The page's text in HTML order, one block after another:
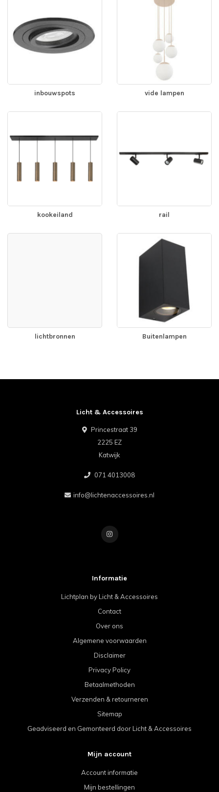
inbouwspots vide lampen
kookeiland rail
lichtbronnen Buitenlampen
Licht & Accessoires
Princestraat 39
2225 EZ
Katwijk
071 4013008
info@lichtenaccessoires.nl
Informatie
Lichtplan by Licht & Accessoires
Contact
Over ons
Algemene voorwaarden
Disclaimer
Privacy Policy
Betaalmethoden
Verzenden & retourneren
Sitemap
Geadviseerd en Gemonteerd door Licht & Accessoires
Mijn account
Account informatie
Mijn bestellingen